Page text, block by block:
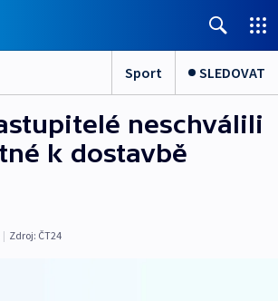
Sport SLEDOVAT
neschválili
k dostavbě
| Zdroj: ČT24